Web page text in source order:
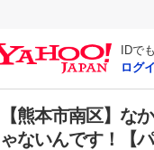
IDで
ログ
【熊本市南区】な
ゃないんです！【